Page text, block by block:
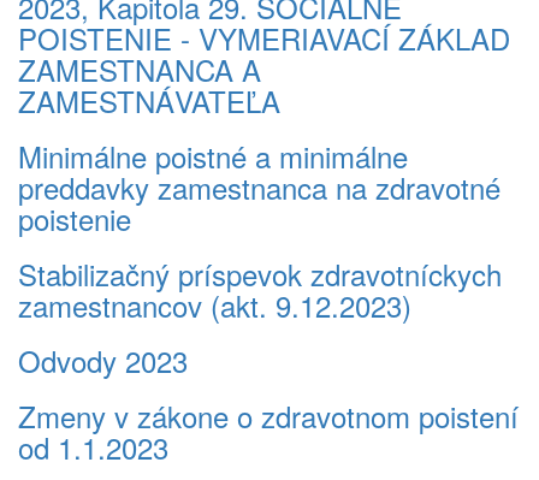
POISTENIE - VYMERIAVACÍ ZÁKLAD
ZAMESTNANCA A
ZAMESTNÁVATEĽA
Minimálne poistné a minimálne
preddavky zamestnanca na zdravotné
poistenie
Stabilizačný príspevok zdravotníckych
zamestnancov (akt. 9.12.2023)
Odvody 2023
Zmeny v zákone o zdravotnom poistení
od 1.1.2023